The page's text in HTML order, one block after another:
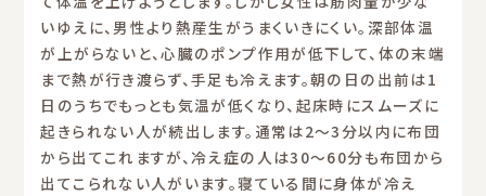
いゆえに、男性より熱産生がうまくいきにくい。深部体温
が上がらないと、心臓のポンプ作用が低下して、体の末端
まで熱が行き渡らず、手足も冷えます。朝の日の出前は1
日のうちでもっとも気温が低くなり、起床時にスムーズに
起きられない人が続出します。通常は2〜3分以内に布団
から出てこれますが、冷え症の人は30〜60分も布団から
出てこられない人がいます。寝ている間に身体が冷え